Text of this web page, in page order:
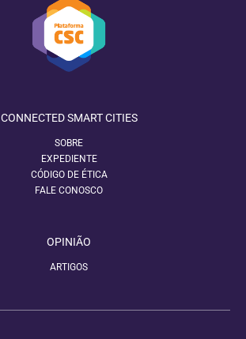
CONNECTED SMART CITIES
SOBRE
EXPEDIENTE
CÓDIGO DE ÉTICA
FALE CONOSCO
OPINIÃO
ARTIGOS